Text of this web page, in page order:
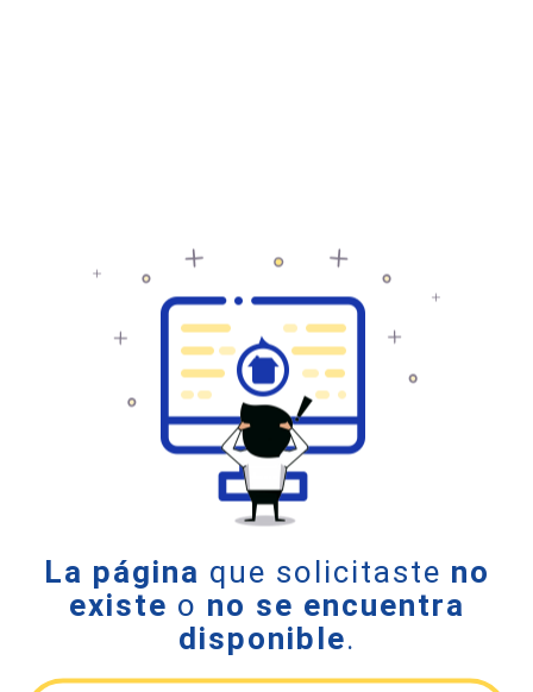
La página que solicitaste no
existe o no se encuentra
disponible.